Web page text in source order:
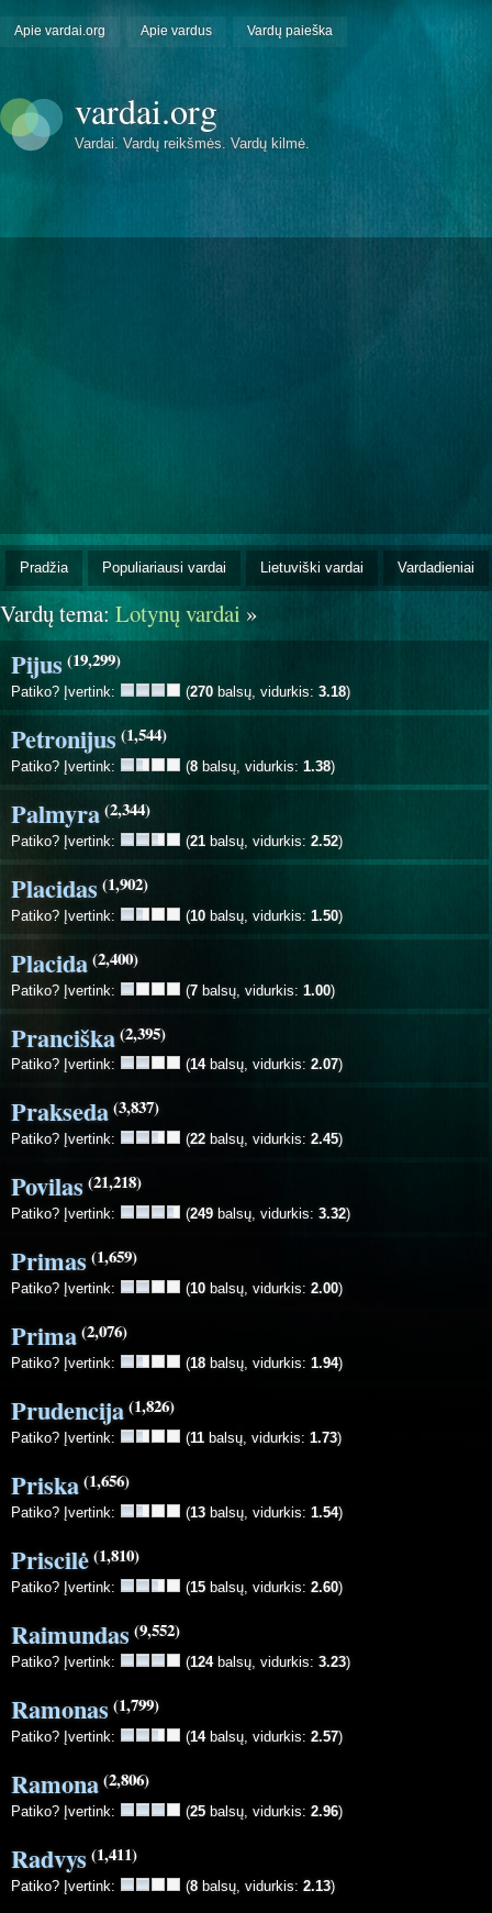
Apie vardai.org Apie vardus Vardų paieška
vardai.org
Vardai. Vardų reikšmės. Vardų kilmė.
Pradžia Populiariausi vardai Lietuviški vardai Vardadieniai
Vardų tema: Lotynų vardai »
Pijus (19,299)
Patiko? Įvertink: (270 balsų, vidurkis: 3.18)
Petronijus(1,544)
Patiko? Įvertink: (8 balsų, vidurkis: 1.38)
Palmyra(2,344)
Patiko? Įvertink: (21 balsų, vidurkis: 2.52)
Placidas (1,902)
Patiko? Įvertink: (10 balsų, vidurkis: 1.50)
Placida(2,400)
Patiko? Įvertink: (7 balsų, vidurkis: 1.00)
Pranciška(2,395)
Patiko? Įvertink: (14balsų, vidurkis: 2.07)
Prakseda(3,837)
Patiko? Įvertink: (22 balsų, vidurkis: 2.45)
Povilas(21,218)
Patiko? Įvertink: (249 balsų, vidurkis: 3.32)
Primas(1,659)
Patiko? Įvertink: (10 balsų, vidurkis: 2.00)
Prima(2,076)
Patiko? Įvertink: (18 balsų, vidurkis: 1.94)
Prudencija(1,826)
Patiko? Įvertink: (11 balsų, vidurkis: 1.73)
Priska(1,656)
Patiko? Įvertink: (13 balsų, vidurkis: 1.54)
Priscilė(1,810)
Patiko? Įvertink: (15 balsų, vidurkis: 2.60)
Raimundas(9,552)
Patiko? Įvertink: (124balsų, vidurkis: 3.23)
Ramonas(1,799)
Patiko? Įvertink: (14balsų, vidurkis: 2.57)
Ramona(2,806)
Patiko? Įvertink: (25 balsų, vidurkis: 2.96)
Radvys(1,411)
Patiko? Įvertink: (8 balsų, vidurkis: 2.13)